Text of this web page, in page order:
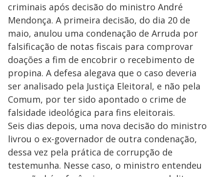
criminais após decisão do ministro André
Mendonça. A primeira decisão, do dia 20 de
maio, anulou uma condenação de Arruda por
falsificação de notas fiscais para comprovar
doações a fim de encobrir o recebimento de
propina. A defesa alegava que o caso deveria
ser analisado pela Justiça Eleitoral, e não pela
Comum, por ter sido apontado o crime de
falsidade ideológica para fins eleitorais.
Seis dias depois, uma nova decisão do ministro
livrou o ex-governador de outra condenação,
dessa vez pela prática de corrupção de
testemunha. Nesse caso, o ministro entendeu